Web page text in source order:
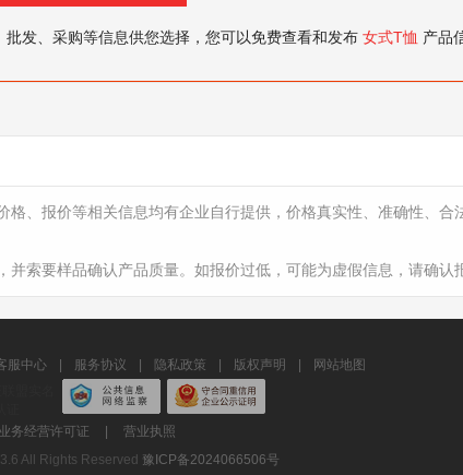
发、采购等信息供您选择，您可以免费查看和发布 女式T恤 产品
格、报价等相关信息均有企业自行提供，价格真实性、准确性、合
索要样品确认产品质量。如报价过低，可能为虚假信息，请确认
服中心 服务协议 隐私政策 版权声明 网站地图
务经营许可证
营业执照
All Rights Reserved 豫ICP备2024066506号